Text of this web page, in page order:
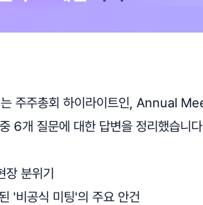
주주총회 하이라이트인, Annual
6개 질문에 대한 답변을 정리했습니
분위기
'비공식 미팅'의 주요 안건